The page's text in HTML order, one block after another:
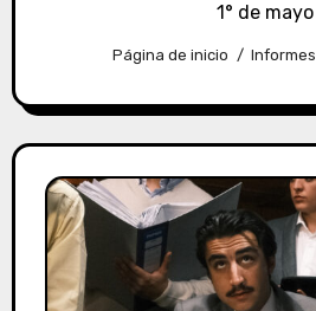
1° de mayo
Página de inicio Informes